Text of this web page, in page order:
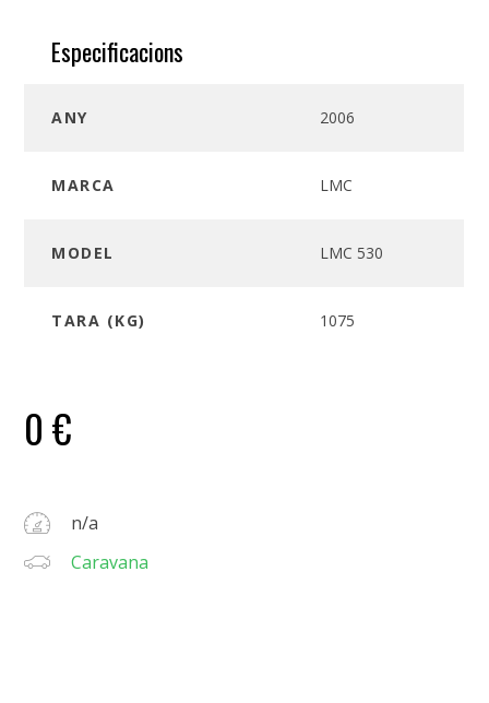
Especificacions
ANY 2006
MARCA LMC
MODEL LMC 530
TARA (KG) 1075
0€
n/a
Caravana